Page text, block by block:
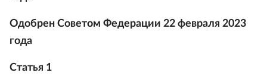
Одобрен Советом Федерации 22 февраля 2023
года
Статья 1